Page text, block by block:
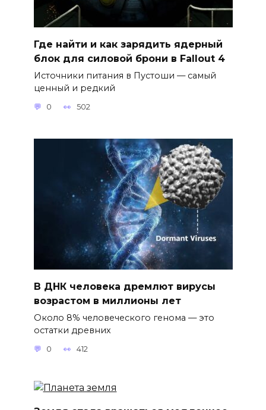
Где найти и как зарядить ядерный
блок для силовой брони в Fallout 4
Источники питания в Пустоши — самый
ценный и редкий
0 502
В ДНК человека дремлют вирусы
возрастом в миллионы лет
Около 8% человеческого генома — это
остатки древних
0 412